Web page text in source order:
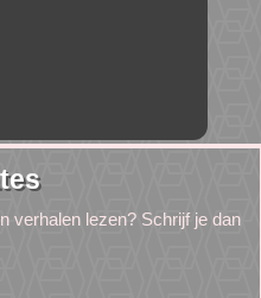
verhalen lezen? Schrijf je dan